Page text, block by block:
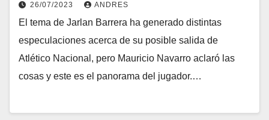
26/07/2023 ANDRES
El tema de Jarlan Barrera ha generado distintas
especulaciones acerca de su posible salida de
Atlético Nacional, pero Mauricio Navarro aclaró las
cosas y este es el panorama del jugador.…